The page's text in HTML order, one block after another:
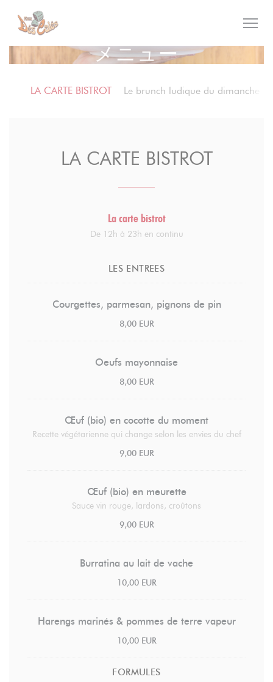
クッキー利用の管理について
メニュー
LA CARTE BISTROT Le brunch ludique du dimanche
LA CARTE BISTROT
La carte bistrot
De 12h à 23h en continu
LES ENTREES
Courgettes, parmesan, pignons de pin
8,00 EUR
Oeufs mayonnaise
8,00 EUR
Œuf (bio) en cocotte du moment
Recette végétarienne qui change selon les envies du chef
9,00 EUR
Œuf (bio) en meurette
Sauce vin rouge, lardons, croûtons
9,00 EUR
Burratina au lait de vache
10,00 EUR
Harengs marinés & pommes de terre vapeur
10,00 EUR
FORMULES